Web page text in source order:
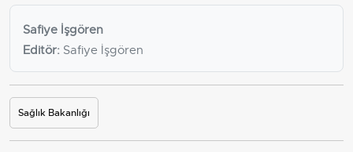
Safiye İşgören
Editör: Safiye İşgören
Sağlık Bakanlığı